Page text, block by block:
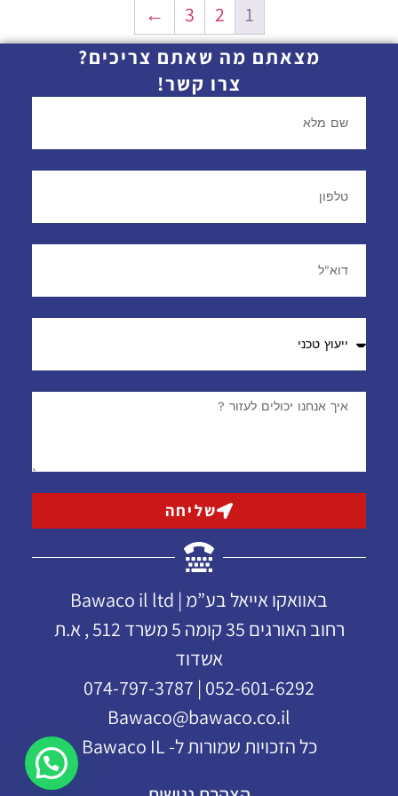
1
2
3
←
מצאתם מה שאתם צריכים?
צרו קשר!
שליחה
באוואקו אייאל בע”מ | Bawaco il ltd
רחוב האורגים 35 קומה 5 משרד 512 , א.ת
אשדוד
052-601-6292 | 074-797-3787
Bawaco@bawaco.co.il
כל הזכויות שמורות ל- Bawaco IL